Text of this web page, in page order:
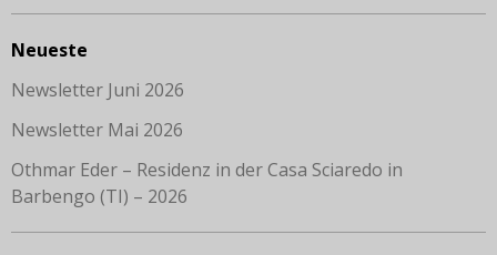
Neueste
Newsletter Juni 2026
Newsletter Mai 2026
Othmar Eder – Residenz in der Casa Sciaredo in
Barbengo (TI) – 2026